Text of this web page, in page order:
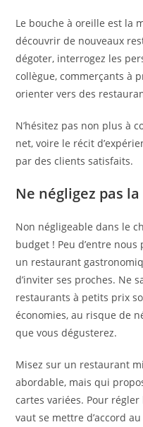
Le bouche à oreille est la
découvrir de nouveaux
dégoter, interrogez les
collègue, commerçants à
orienter vers des
N’hésitez pas non plus à
net, voire le récit
par des clients satisfaits.
Ne négligez pas
Non négligeable dans le
budget ! Peu d’entre
un restaurant
d’inviter ses proches. Ne
restaurants à petits prix
économies, au risque de
que vous dégusterez.
Misez sur un restaurant
abordable, mais qui
cartes variées. Pour
vaut se mettre d’accord